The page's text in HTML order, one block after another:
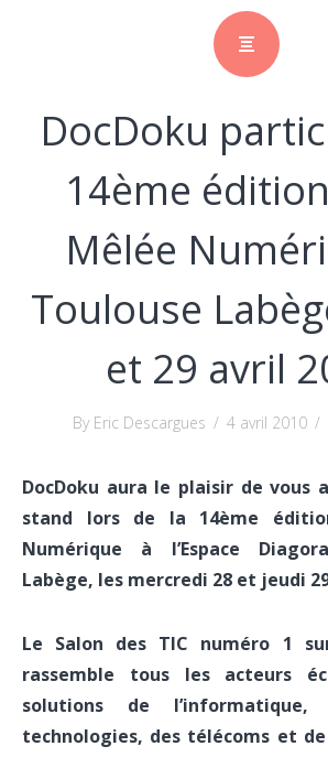
DocDoku
14ème
Mêlée
Toulouse
et 29 avril
By Eric Descargues / 4 avril 2010 /
DocDoku aura le plaisir de vous
stand lors de la 14ème
Numérique à l’Espace
Labège, les mercredi 28 et jeudi
Le Salon des TIC numéro 1
rassemble tous les acteurs
solutions de l’informatique,
technologies, des télécoms et de